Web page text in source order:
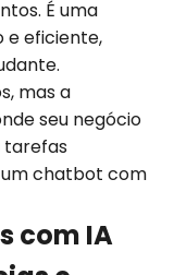
É uma
e eficiente,
mas a
seu negócio
tarefas
um chatbot com
com IA